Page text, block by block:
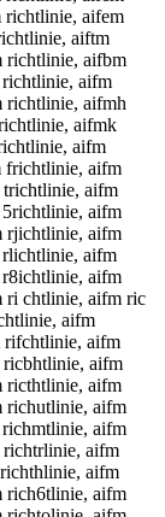
aifem
aiftm
richtlinie, aifbm
aifm
richtlinie, aifmh
aifmk
aifm
frichtlinie, aifm
aifm
aifm
rjichtlinie, aifm
aifm
aifm
ri chtlinie, aifm ric
aifm
rifchtlinie, aifm
aifm
ricthtlinie, aifm
richutlinie, aifm
aifm
aifm
aifm
rich6tlinie, aifm